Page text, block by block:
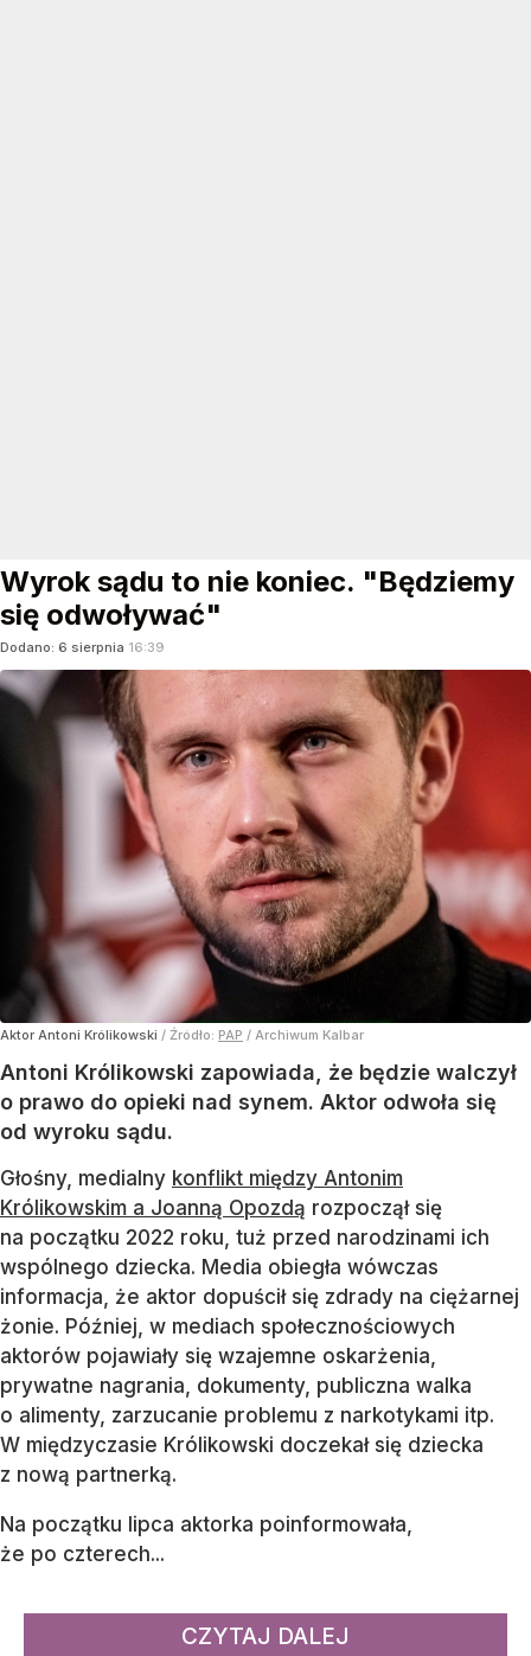
Wyrok sądu to nie koniec. "Będziemy
się odwoływać"
Dodano: 6 sierpnia 16:39
Aktor Antoni Królikowski / Źródło: PAP / Archiwum Kalbar
Antoni Królikowski zapowiada, że będzie walczył
o prawo do opieki nad synem. Aktor odwoła się
od wyroku sądu.
Głośny, medialny konflikt między Antonim
Królikowskim a Joanną Opozdą rozpoczął się
na początku 2022 roku, tuż przed narodzinami ich
wspólnego dziecka. Media obiegła wówczas
informacja, że aktor dopuścił się zdrady na ciężarnej
żonie. Później, w mediach społecznościowych
aktorów pojawiały się wzajemne oskarżenia,
prywatne nagrania, dokumenty, publiczna walka
o alimenty, zarzucanie problemu z narkotykami itp.
W międzyczasie Królikowski doczekał się dziecka
z nową partnerką.
Na początku lipca aktorka poinformowała,
że po czterech...
CZYTAJ DALEJ